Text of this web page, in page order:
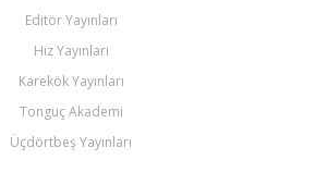
Editör Yayınları
Hız Yayınları
Karekök Yayınları
Tonguç Akademi
Üçdörtbeş Yayınları